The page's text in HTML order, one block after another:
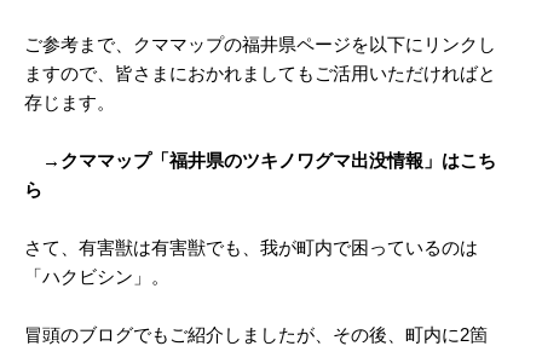
ご参考まで、クママップの福井県ページを以下にリンクし
ますので、皆さまにおかれましてもご活用いただければと
存じます。
→クママップ「福井県のツキノワグマ出没情報」はこち
ら
さて、有害獣は有害獣でも、我が町内で困っているのは
「ハクビシン」。
冒頭のブログでもご紹介しましたが、その後、町内に2箇